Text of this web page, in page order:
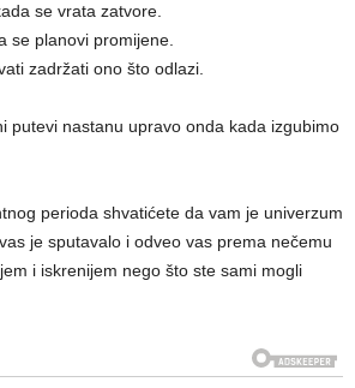
se vrata zatvore.
se planovi promijene.
zadržati ono što odlazi.
putevi nastanu upravo onda kada izgubimo
perioda shvatićete da vam je univerzum
je sputavalo i odveo vas prema nečemu
i iskrenijem nego što ste sami mogli